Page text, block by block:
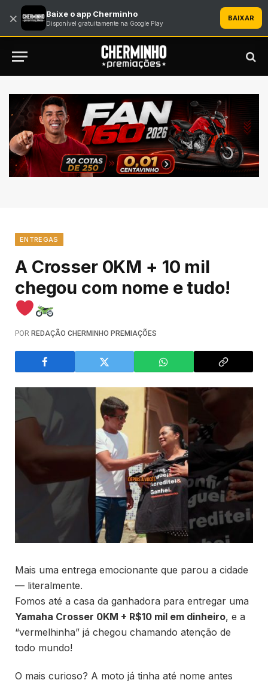
ENTREGAS
A Crosser 0KM + 10 mil
chegou com nome e tudo!
POR REDAÇÃO CHERMINHO PREMIAÇÕES
Mais uma entrega emocionante que parou a cidade
— literalmente.
Fomos até a casa da ganhadora para entregar uma
Yamaha Crosser 0KM + R$10 mil em dinheiro, e a
“vermelhinha” já chegou chamando atenção de
todo mundo!
O mais curioso? A moto já tinha até nome antes
× Baixe o app Cherminho
Disponível gratuitamente na Google Play
BAIXAR